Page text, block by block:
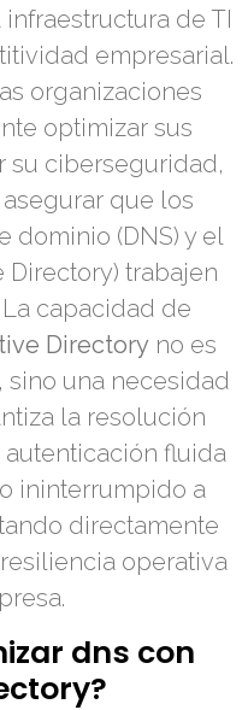
de TI
empresarial.
organizaciones
optimizar sus
su ciberseguridad,
que los
dominio (DNS) y el
trabajen
capacidad de
Directory no es
sino una necesidad
la resolución
fluida
ininterrumpido a
directamente
operativa
dns con